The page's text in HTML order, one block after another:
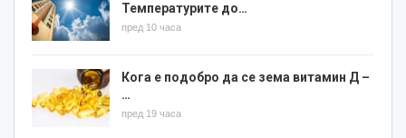
Температурите до…
пред 10 часа
Кога е подобро да се зема витамин Д –
…
пред 19 часа